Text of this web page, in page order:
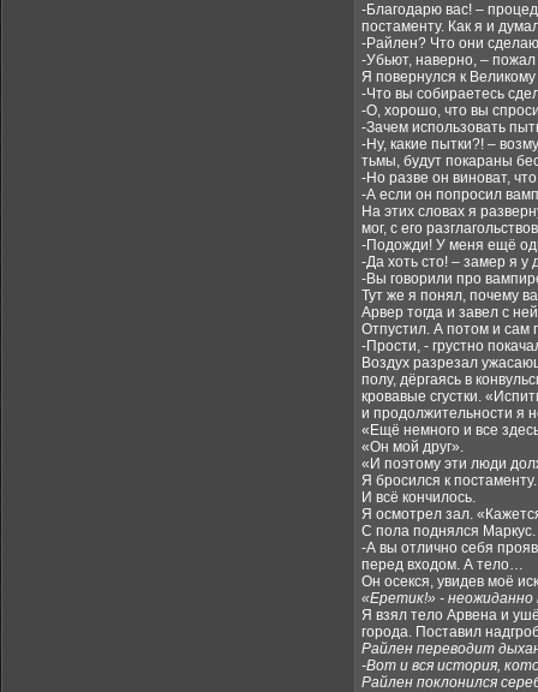
-Благодарю вас! –
постаменту. Как я и
-Райлен? Что они
-Убьют, наверно, –
Я повернулся к
-Что вы собираетесь
-О, хорошо, что вы
-Зачем использовать
-Ну, какие пытки?! –
тьмы, будут покараны
-Но разве он виноват,
-А если он попросил
На этих словах я
мог, с его
-Подожди! У меня ещё
-Да хоть сто! – замер я у
-Вы говорили про
Тут же я понял, почему
Арвер тогда и завел с
Отпустил. А потом и сам
-Прости, - грустно
Воздух разрезал
полу, дёргаясь в
кровавые сгустки.
и продолжительности я
«Ещё немного и все
«Он мой друг».
«И поэтому эти люди
Я бросился к
И всё кончилось.
Я осмотрел зал.
С пола поднялся Маркус.
-А вы отлично себя
перед входом. А тело…
Он осекся, увидев моё
«Еретик!» - неожиданно
Я взял тело Арвена и
города. Поставил
Райлен переводит
-Вот и вся история,
Райлен поклонился